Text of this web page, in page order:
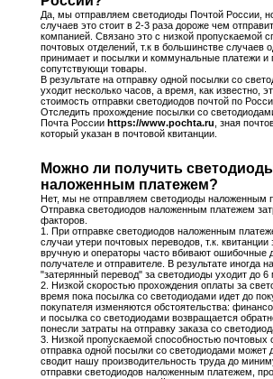
Да, мы отправляем светодиоды Почтой России,
случаев это стоит в 2-3 раза дороже чем
компанией. Связано это с низкой пропускаемой
почтовых отделений, т.к в большинстве случаев
принимает и посылки и коммунальные платежи и
сопутствующи товары.
В результате на отправку одной посылки со
уходит несколько часов, а время, как известно,
стоимость отправки светодиодов почтой по
Отследить прохождение посылки со
Почта России https://www.pochta.ru , зная
который указан в почтовой квитанции.
Можно ли получить
наложенным платежем?
Нет, мы не отправляем светодиоды наложенным
Отправка светодиодов наложенным платежем
факторов.
1. При отправке светодиодов наложенным
случаи утери почтовых переводов, т.к. квитанции
вручную и операторы часто вбивают ошибочные
получателе и отправителе. В результате иногда
"затерянный перевод" за светодиоды уходит до 6
2. Низкой скоростью прохождения оплаты за
время пока посылка со светодиодами идет до
покупателя изменяются обстоятельства:
и посылка со светодиодами возвращается
понесли затраты на отправку заказа со
3. Низкой пропускаемой способностью почтовых
отправка одной посылки со светодиодами может
сводит нашу производительность труда до
отправки светодиодов наложенным платежем,